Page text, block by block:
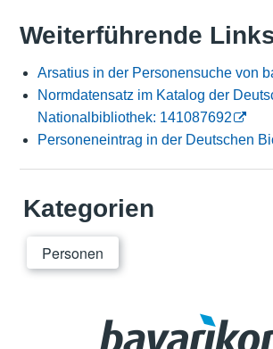
Weiterführende
Arsatius in der Personensuche von
Normdatensatz im Katalog der
Nationalbibliothek: 141087692
Personeneintrag in der Deutschen
Kategorien
Personen